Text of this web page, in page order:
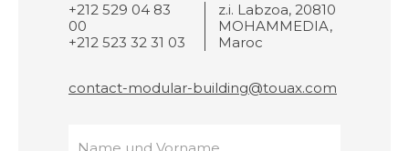
+212 529 04 83
00
+212 523 32 31 03
z.i. Labzoa, 20810
MOHAMMEDIA,
Maroc
contact-modular-building@touax.com